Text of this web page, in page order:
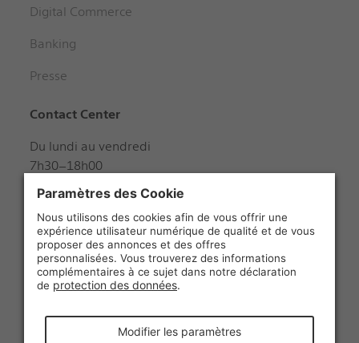
Digital Commerce
Banking
Presse
Contact Center
Du lundi au vendredi
7h30–18h00
8h00–12h00
+41 848 888 888
Suivez-nous